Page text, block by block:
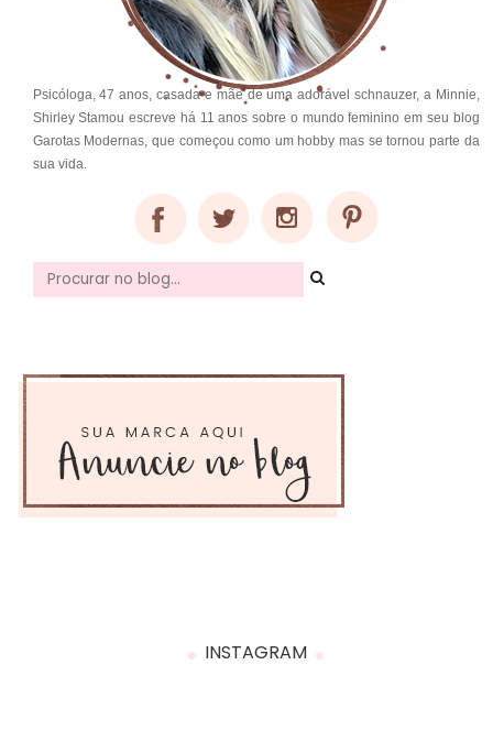
Psicóloga, 47 anos, casada e mãe de uma adorável schnauzer, a Minnie,
Shirley Stamou escreve há 11 anos sobre o mundo feminino em seu blog
Garotas Modernas, que começou como um hobby mas se tornou parte da
sua vida.
INSTAGRAM